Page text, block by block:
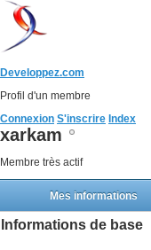
Developpez.com
Profil d'un membre
Connexion S'inscrire Index
xarkam
Membre très actif
Mes informations
Informations de base